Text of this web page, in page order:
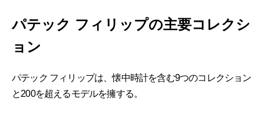
パテック フィリップの主要コレクシ
ョン
パテック フィリップは、懐中時計を含む9つのコレクション
と200を超えるモデルを擁する。